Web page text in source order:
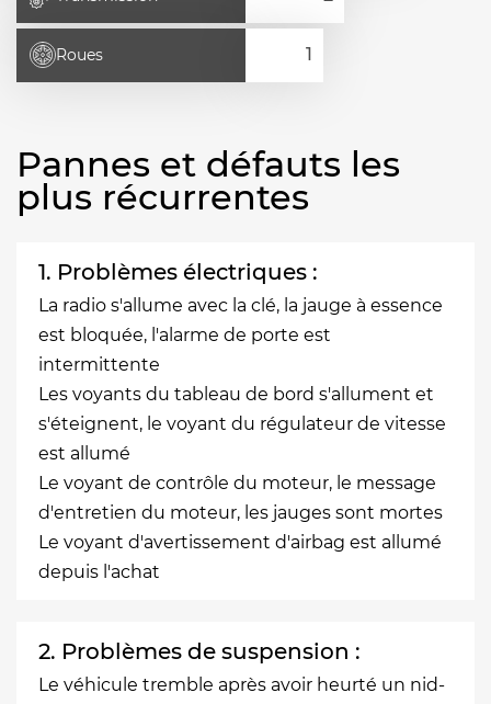
Roues
Pannes et défauts les
plus récurrentes
1. Problèmes électriques :
La radio s'allume avec la clé, la jauge à essence
est bloquée, l'alarme de porte est
intermittente
Les voyants du tableau de bord s'allument et
s'éteignent, le voyant du régulateur de vitesse
est allumé
Le voyant de contrôle du moteur, le message
d'entretien du moteur, les jauges sont mortes
Le voyant d'avertissement d'airbag est allumé
depuis l'achat
2. Problèmes de suspension :
Le véhicule tremble après avoir heurté un nid-